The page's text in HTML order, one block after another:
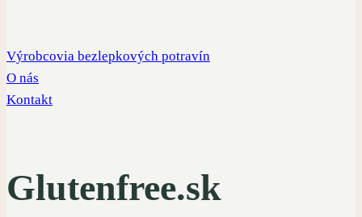
Výrobcovia bezlepkových potravín
O nás
Kontakt
Glutenfree.sk